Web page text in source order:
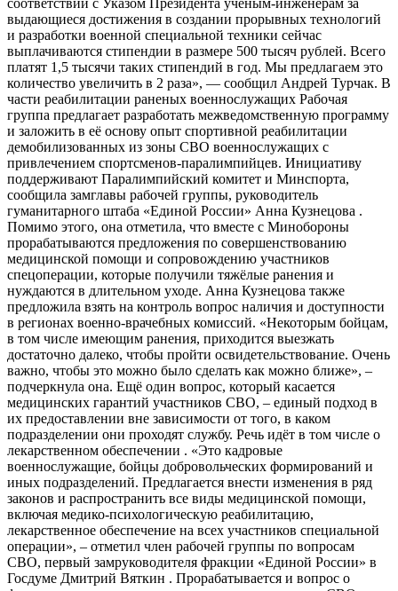
выдающиеся достижения в создании прорывных технологий
и разработки военной специальной техники сейчас
выплачиваются стипендии в размере 500 тысяч рублей. Всего
платят 1,5 тысячи таких стипендий в год. Мы предлагаем это
количество увеличить в 2 раза», — сообщил Андрей Турчак. В
части реабилитации раненых военнослужащих Рабочая
группа предлагает разработать межведомственную программу
и заложить в её основу опыт спортивной реабилитации
демобилизованных из зоны СВО военнослужащих с
привлечением спортсменов-паралимпийцев. Инициативу
поддерживают Паралимпийский комитет и Минспорта,
сообщила замглавы рабочей группы, руководитель
гуманитарного штаба «Единой России» Анна Кузнецова .
Помимо этого, она отметила, что вместе с Минобороны
прорабатываются предложения по совершенствованию
медицинской помощи и сопровождению участников
спецоперации, которые получили тяжёлые ранения и
нуждаются в длительном уходе. Анна Кузнецова также
предложила взять на контроль вопрос наличия и доступности
в регионах военно-врачебных комиссий. «Некоторым бойцам,
в том числе имеющим ранения, приходится выезжать
достаточно далеко, чтобы пройти освидетельствование. Очень
важно, чтобы это можно было сделать как можно ближе», –
подчеркнула она. Ещё один вопрос, который касается
медицинских гарантий участников СВО, – единый подход в
их предоставлении вне зависимости от того, в каком
подразделении они проходят службу. Речь идёт в том числе о
лекарственном обеспечении . «Это кадровые
военнослужащие, бойцы добровольческих формирований и
иных подразделений. Предлагается внести изменения в ряд
законов и распространить все виды медицинской помощи,
включая медико-психологическую реабилитацию,
лекарственное обеспечение на всех участников специальной
операции», – отметил член рабочей группы по вопросам
СВО, первый замруководителя фракции «Единой России» в
Госдуме Дмитрий Вяткин . Прорабатывается и вопрос о